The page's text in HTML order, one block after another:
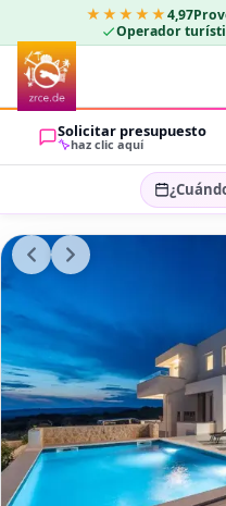
★★★★★4,97
Operador
Solicitar presupuesto
haz clic aquí
HUÉSPEDES